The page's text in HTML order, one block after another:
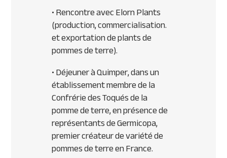
• Rencontre avec Elorn Plants
(production, commercialisation.
et exportation de plants de
pommes de terre).
• Déjeuner à Quimper, dans un
établissement membre de la
Confrérie des Toqués de la
pomme de terre, en présence de
représentants de Germicopa,
premier créateur de variété de
pommes de terre en France.